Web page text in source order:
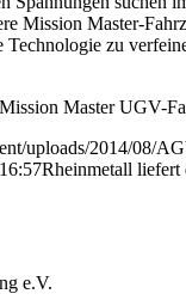
Mission Master-
Technologie zu
Master UGV-
uploads/2014/08/
Rheinmetall liefert
e.V.